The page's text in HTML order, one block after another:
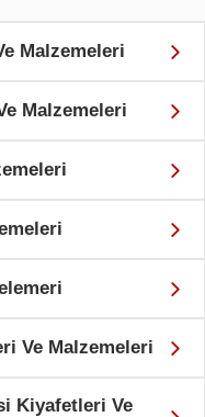
Malzemeleri
Malzemeleri
Ve Malzemeleri
Kiyafetleri Ve